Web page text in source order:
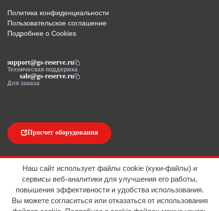
support@gs-reserve.ru
Техническая поддержка
sale@gs-reserve.ru
Для заказа
Просчет оборудования
Политика конфиденциальности
Пользовательское соглашение
Подробнее о Cookies
Наш сайт использует файлы cookie (куки-файлы) и
сервисы веб-аналитики для улучшения его работы,
повышения эффективности и удобства использования.
Вы можете согласиться или отказаться от использования